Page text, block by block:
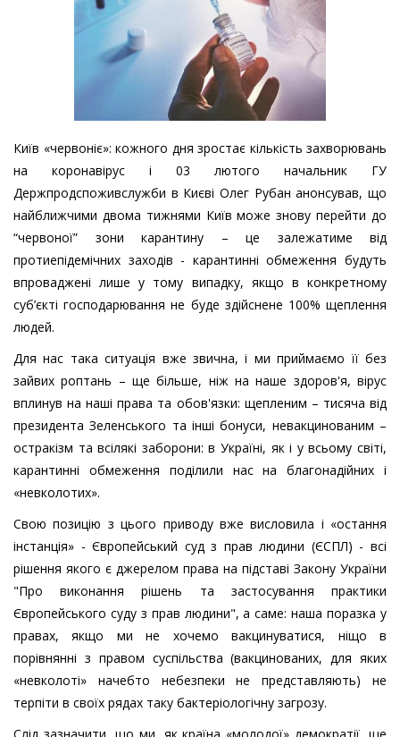
Київ «червоніє»: кожного дня зростає кількість захворювань
на коронавірус і 03 лютого начальник ГУ
Держпродспоживслужби в Києві Олег Рубан анонсував, що
найближчими двома тижнями Київ можезновуперейти до
“червоної” зони карантину – це залежатиме від
протиепідемічних заходів - карантинні обмеження будуть
впроваджені лише у тому випадку, якщо в конкретному
суб’єкті господарювання не буде здійснене 100% щеплення
людей.
Для нас така ситуація вже звична, і ми приймаємо її без
зайвих роптань – ще більше, ніж на наше здоров'я, вірус
вплинув на наші права та обов'язки: щепленим – тисяча від
президента Зеленського та інші бонуси, невакцинованим –
остракізм та всілякі заборони: в Україні, як і у всьому світі,
карантинні обмеження поділили нас на благонадійних і
«невколотих».
Свою позицію з цього приводу вже висловила і «остання
інстанція» - Європейський суд з прав людини (ЄСПЛ) - всі
рішення якого є джерелом права на підставі Закону України
"Про виконання рішень та застосування практики
Європейського суду з прав людини", а саме: наша поразка у
правах, якщо ми не хочемо вакцинуватися, ніщо в
порівнянні з правом суспільства (вакцинованих, для яких
«невколоті» начебто небезпеки не представляють) не
терпіти в своїх рядах таку бактеріологічну загрозу.